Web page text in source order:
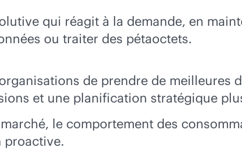
qui réagit à la demande, en
ou traiter des pétaoctets.
de prendre de meilleures
et une planification stratégique
le comportement des
proactive.